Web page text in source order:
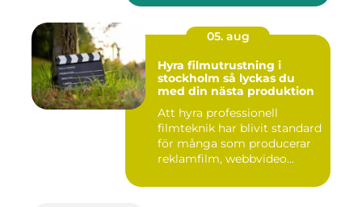
05. aug
Hyra filmutrustning i
stockholm så lyckas du
med din nästa produktion
Att hyra professionell
filmteknik har blivit standard
för många som producerar
reklamfilm, webbvideo...